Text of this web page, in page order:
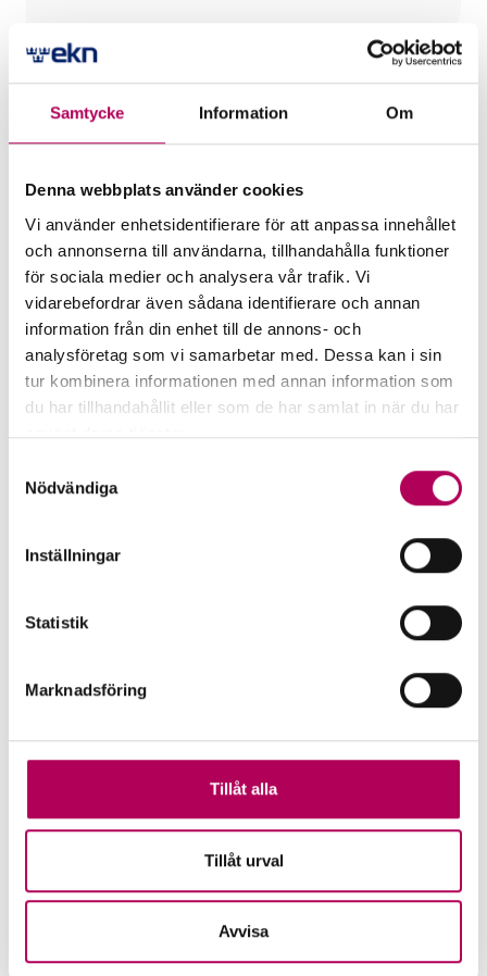
Samtycke Information Om
Denna webbplats använder cookies
Vi använder enhetsidentifierare för att anpassa innehållet
och annonserna till användarna, tillhandahålla funktioner
för sociala medier och analysera vår trafik. Vi
vidarebefordrar även sådana identifierare och annan
information från din enhet till de annons- och
analysföretag som vi samarbetar med. Dessa kan i sin
tur kombinera informationen med annan information som
du har tillhandahållit eller som de har samlat in när du har
använt deras tjänster.
personuppgifter.
Nödvändiga
Inställningar
Statistik
Marknadsföring
Tillåt alla
Tillåt urval
Avvisa
Mer för dig som vill exportera
till Monaco
EKN:s garantier
uteblivna betalningar och hjälper banker
att stötta företag. Vilken garanti passar
EKN:s garantier